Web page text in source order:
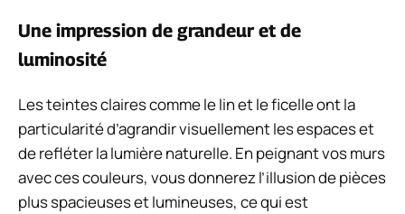
Une impression de grandeur et de
luminosité
Les teintes claires comme le lin et le ficelle ont la
particularité d’agrandir visuellement les espaces et
de refléter la lumière naturelle. En peignant vos murs
avec ces couleurs, vous donnerez l’illusion de pièces
plus spacieuses et lumineuses, ce qui est